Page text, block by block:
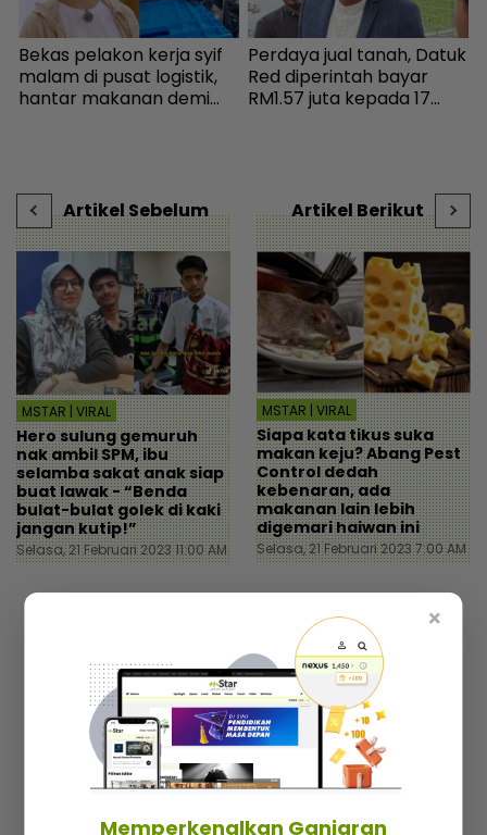
Bekas pelakon kerja syif
malam di pusat logistik,
hantar makanan demi
Perdaya jual tanah, Datuk
Red diperintah bayar
RM1.57 juta kepada 17
Artikel Sebelum
MSTAR | VIRAL
Hero sulung gemuruh
nak ambil SPM, ibu
selamba sakat anak siap
buat lawak - “Benda
bulat-bulat golek di kaki
jangan kutip!”
Selasa, 21 Februari 2023 11:00 AM
Artikel Berikut
MSTAR | VIRAL
Siapa kata tikus suka
makan keju? Abang Pest
Control dedah
kebenaran, ada
makanan lain lebih
digemari haiwan ini
Selasa, 21 Februari 2023 7:00 AM
Nak cari cerita best dan trending setiap hari?
Langgan berita mStar! Percuma je!
×
Memperkenalkan Ganjaran